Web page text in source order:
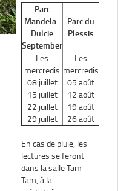
Parc
Mandela-
Dulcie
September
Parc du
Plessis
Les
mercredis
08 juillet
15 juillet
22 juillet
29 juillet
Les
mercredis
05 août
12 août
19 août
26 août
En cas de pluie, les
lectures se feront
dans la salle Tam
Tam, à la